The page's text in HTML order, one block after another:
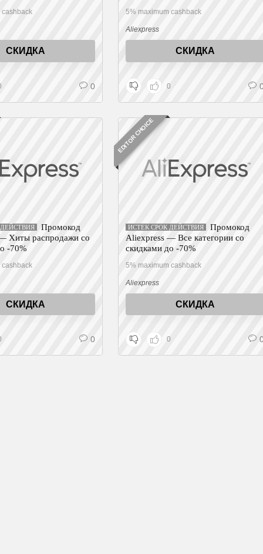
cashback
0
СКИДКА
5% maximum cashback
Aliexpress
0
СКИДКА
Промокод
Хиты распродажи со
-70%
cashback
0
СКИДКА
EDITOR CHOICE
ИСТЕК СРОК ДЕЙСТВИЯ
Промокод
Aliexpress — Все категории со
скидками до -70%
5% maximum cashback
Aliexpress
0
СКИДКА